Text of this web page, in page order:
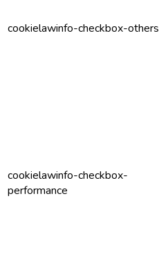
cookielawinfo-checkbox-others
cookielawinfo-checkbox-
performance